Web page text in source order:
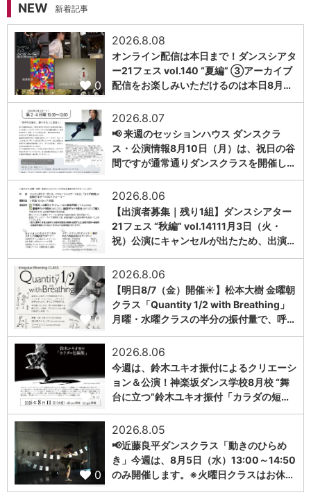
NEW 新着記事
0
2026.8.08
オンライン配信は本日まで！ダンスシアタ
ー21フェス vol.140 “夏編” ③アーカイブ
配信をお楽しみいただけるのは本日8月…
0
2026.8.07
📢 来週のセッションハウス ダンスクラ
ス・公演情報8月10日（月）は、祝日の谷
間ですが通常通りダンスクラスを開催し…
0
2026.8.06
【出演者募集｜残り1組】ダンスシアター
21フェス “秋編” vol.14111月3日（火・
祝）公演にキャンセルが出たため、出演…
0
2026.8.06
【明日8/7（金）開催☀️】松本大樹 金曜朝
クラス「Quantity 1/2 with Breathing」
月曜・水曜クラスの半分の振付量で、呼…
0
2026.8.06
今週は、鈴木ユキオ振付によるクリエーシ
ョン＆公演！神楽坂ダンス学校8月校 “舞
台に立つ”鈴木ユキオ振付「カラダの短…
0
2026.8.05
📢近藤良平ダンスクラス「動きのひらめ
き」今週は、8月5日（水）13:00～14:50
のみ開催します。※火曜日クラスはお休…